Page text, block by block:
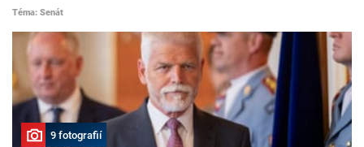
Téma: Senát
9 fotografií